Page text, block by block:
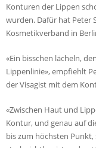
Konturen der Lippen
wurden. Dafür hat Peter
Kosmetikverband in
«Ein bisschen lächeln,
Lippenlinie», empfiehlt
der Visagist mit dem
«Zwischen Haut und
Kontur, und genau auf
bis zum höchsten